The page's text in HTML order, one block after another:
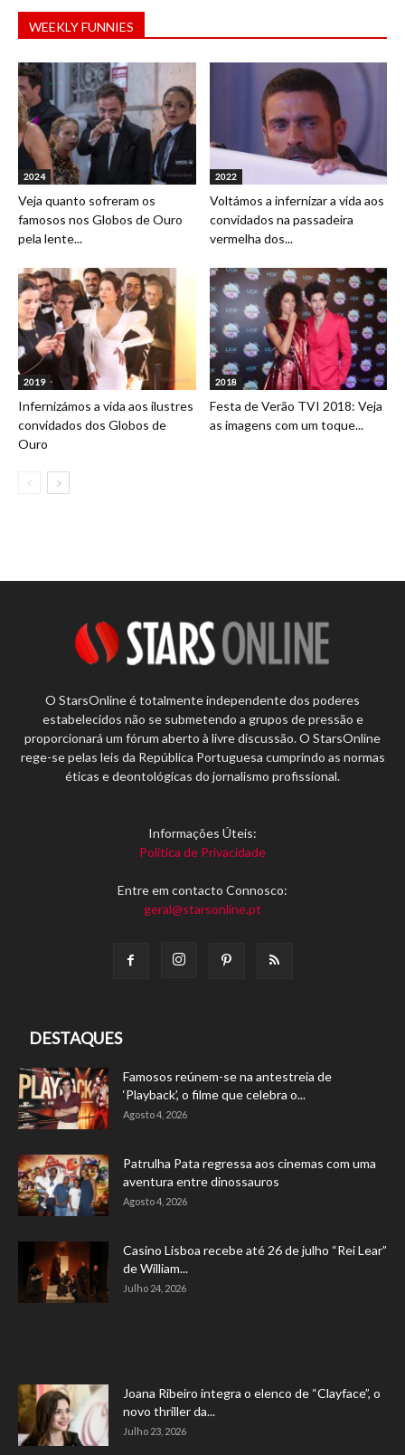
WEEKLY FUNNIES
2024
Veja quanto sofreram os
famosos nos Globos de Ouro
pela lente...
2022
Voltámos a infernizar a vida aos
convidados na passadeira
vermelha dos...
2019
Infernizámos a vida aos ilustres
convidados dos Globos de
Ouro
2018
Festa de Verão TVI 2018: Veja
as imagens com um toque...
O StarsOnline é totalmente independente dos poderes
estabelecidos não se submetendo a grupos de pressão e
proporcionará um fórum aberto à livre discussão. O StarsOnline
rege-se pelas leis da República Portuguesa cumprindo as normas
éticas e deontológicas do jornalismo profissional.
Informações Úteis:
Política de Privacidade
Entre em contacto Connosco:
geral@starsonline.pt
DESTAQUES
Famosos reúnem-se na antestreia de
‘Playback’, o filme que celebra o...
Agosto 4, 2026
Patrulha Pata regressa aos cinemas com uma
aventura entre dinossauros
Agosto 4, 2026
Casino Lisboa recebe até 26 de julho “Rei Lear”
de William...
Julho 24, 2026
Joana Ribeiro integra o elenco de “Clayface”, o
novo thriller da...
Julho 23, 2026